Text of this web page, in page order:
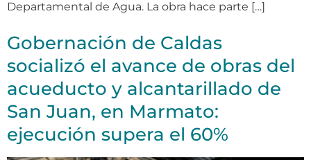
Departamental de Agua. La obra hace parte […]
Gobernación de Caldas
socializó el avance de obras del
acueducto y alcantarillado de
San Juan, en Marmato:
ejecución supera el 60%